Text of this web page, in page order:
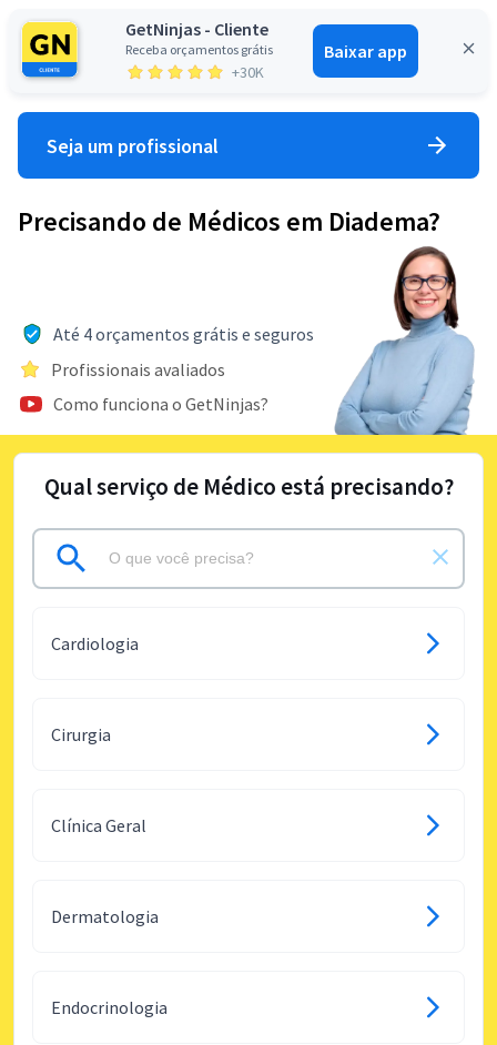
GetNinjas - Cliente
Receba orçamentos grátis
+30K
Baixar app
Entrar
Seja um profissional
Precisando de Médicos em Diadema?
Até 4 orçamentos grátis e seguros
Profissionais avaliados
Como funciona o GetNinjas?
Qual serviço de Médico está precisando?
Cardiologia
Cirurgia
Clínica Geral
Dermatologia
Endocrinologia